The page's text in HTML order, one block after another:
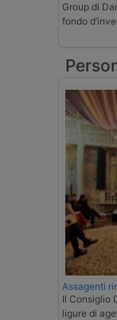
Group di
fondo
Assagenti
Il Consiglio
ligure di